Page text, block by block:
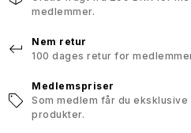
medlemmer.
Nem retur
100 dages retur for
Medlemspriser
Som medlem får du
produkter.